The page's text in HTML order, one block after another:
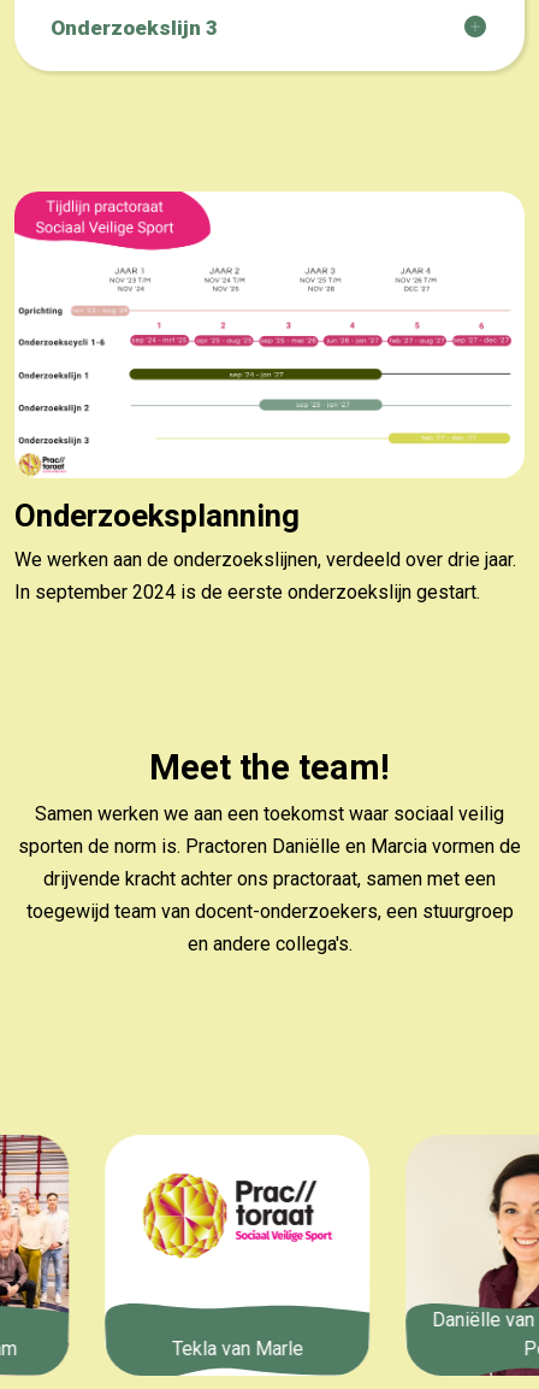
Onderzoekslijn 3
Onderzoeksplanning
We werken aan de onderzoekslijnen, verdeeld over drie jaar.
In september 2024 is de eerste onderzoekslijn gestart.
Meet the team!
Samen werken we aan een toekomst waar sociaal veilig
sporten de norm is. Practoren Daniëlle en Marcia vormen de
drijvende kracht achter ons practoraat, samen met een
toegewijd team van docent-onderzoekers, een stuurgroep
en andere collega's.
Tekla van Marle
Daniëlle van